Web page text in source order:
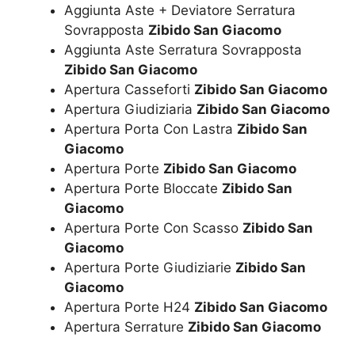
Aggiunta Aste + Deviatore Serratura
Sovrapposta Zibido San Giacomo
Aggiunta Aste Serratura Sovrapposta
Zibido San Giacomo
Apertura Casseforti Zibido San Giacomo
Apertura Giudiziaria Zibido San Giacomo
Apertura Porta Con Lastra Zibido San
Giacomo
Apertura Porte Zibido San Giacomo
Apertura Porte Bloccate Zibido San
Giacomo
Apertura Porte Con Scasso Zibido San
Giacomo
Apertura Porte Giudiziarie Zibido San
Giacomo
Apertura Porte H24 Zibido San Giacomo
Apertura Serrature Zibido San Giacomo